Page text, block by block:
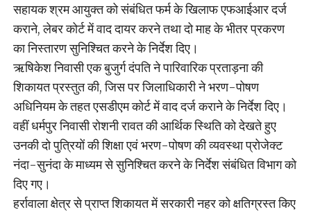
सहायक श्रम आयुक्त को संबंधित फर्म के खिलाफ एफआईआर दर्ज
कराने, लेबर कोर्ट में वाद दायर करने तथा दो माह के भीतर प्रकरण
का निस्तारण सुनिश्चित करने के निर्देश दिए।
ऋषिकेश निवासी एक बुजुर्ग दंपति ने पारिवारिक प्रताड़ना की
शिकायत प्रस्तुत की, जिस पर जिलाधिकारी ने भरण-पोषण
अधिनियम के तहत एसडीएम कोर्ट में वाद दर्ज कराने के निर्देश दिए।
वहीं धर्मपुर निवासी रोशनी रावत की आर्थिक स्थिति को देखते हुए
उनकी दो पुत्रियों की शिक्षा एवं भरण-पोषण की व्यवस्था प्रोजेक्ट
नंदा-सुनंदा के माध्यम से सुनिश्चित करने के निर्देश संबंधित विभाग को
दिए गए।
हर्रावाला क्षेत्र से प्राप्त शिकायत में सरकारी नहर को क्षतिग्रस्त किए